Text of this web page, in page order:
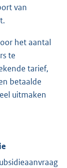
van
het aantal
te
tarief,
betaalde
uitmaken